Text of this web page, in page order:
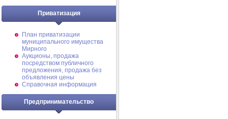
Приватизация
План приватизации
муниципального имущества
Мирного
Аукционы, продажа
посредством публичного
предложения, продажа без
объявления цены
Справочная информация
Предпринимательство